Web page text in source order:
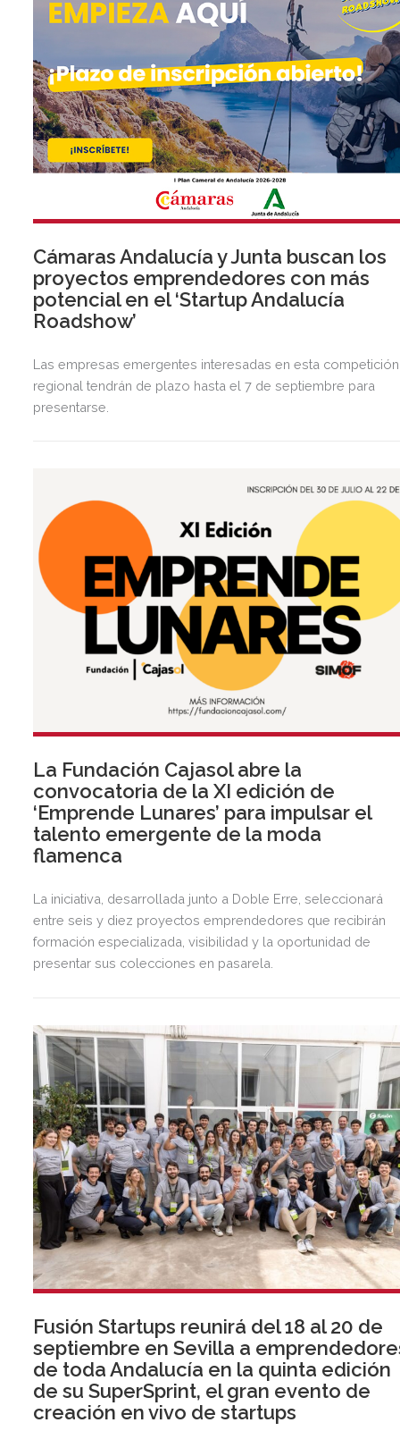
Cámaras Andalucía y Junta buscan los
proyectos emprendedores con más
potencial en el ‘Startup Andalucía
Roadshow’
Las empresas emergentes interesadas en esta competición
regional tendrán de plazo hasta el 7 de septiembre para
presentarse.
La Fundación Cajasol abre la
convocatoria de la XI edición de
‘Emprende Lunares’ para impulsar el
talento emergente de la moda
flamenca
La iniciativa, desarrollada junto a Doble Erre, seleccionará
entre seis y diez proyectos emprendedores que recibirán
formación especializada, visibilidad y la oportunidad de
presentar sus colecciones en pasarela.
Fusión Startups reunirá del 18 al 20 de
septiembre en Sevilla a
de toda Andalucía en la quinta edición
de su SuperSprint, el gran evento de
creación en vivo de startups